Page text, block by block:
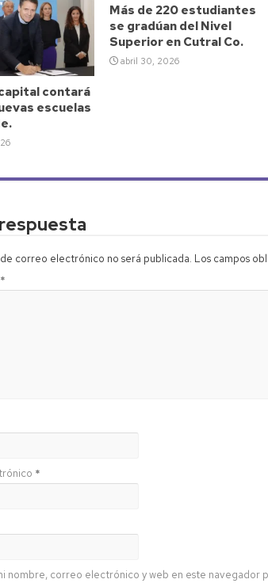
contará
escuelas
Más de 220 estudiantes
se gradúan del Nivel
Superior en Cutral Co.
abril 30, 2026
correo electrónico no será publicada. Los campos
*
*
nombre, correo electrónico y web en este navegador